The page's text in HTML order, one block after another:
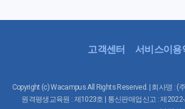
고객센터 서비스이용
Copyright (c) Wacampus All Rights Reserved. | 회사명 :
원격평생교육원 : 제1023호 | 통신판매업신고 : 제